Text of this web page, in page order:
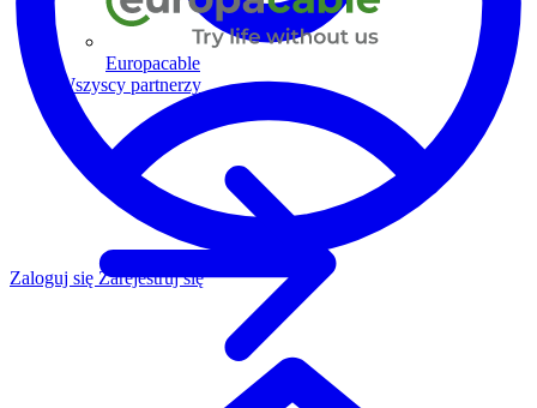
Europacable
Wszyscy partnerzy
Zaloguj się Zarejestruj się